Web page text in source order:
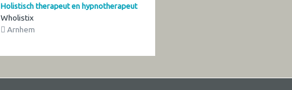
Holistisch therapeut en hypnotherapeut
Wholistix
Arnhem